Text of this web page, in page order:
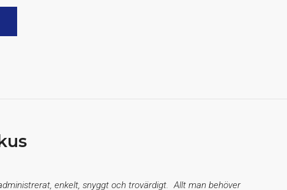
enkelt, snyggt och trovärdigt. Allt man behöver